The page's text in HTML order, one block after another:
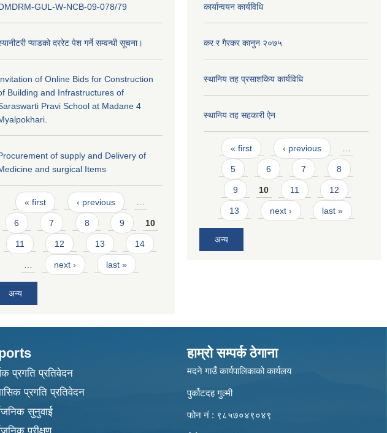
GUL-W-NCB-09-078/79
प्याडको दररेट पेश गर्ने सम्वन्धी सूचना।
of Online Bids for Construction
Building and Infrastructures of
Pravi School at Madane 4
of supply and Delivery of
and surgical Items
Pages
« first ‹ previous
6 7 8 9 10
11 12 13 14
next › last »
अन्य
कार्यान्वयन कार्यविधि
कर र गैरकर कानुन २०७५
स्थानिय तह प्रसाशकिय कार्यविधि
स्थानिय तह सहकारी ऐन
Pages
« first ‹ previous
5 6 7 8
9 10 11 12
13 next › last »
अन्य
प्रगति प्रतिवेदन
प्रगति प्रतिवेदन
सुनुवाई
हाम्रो सम्पर्क ठेगाना
मदने गाउँ कार्यपालिकाको कार्यलय
पुर्कोटदह गुल्मी
फोन नं : ९८५७०४९०४९